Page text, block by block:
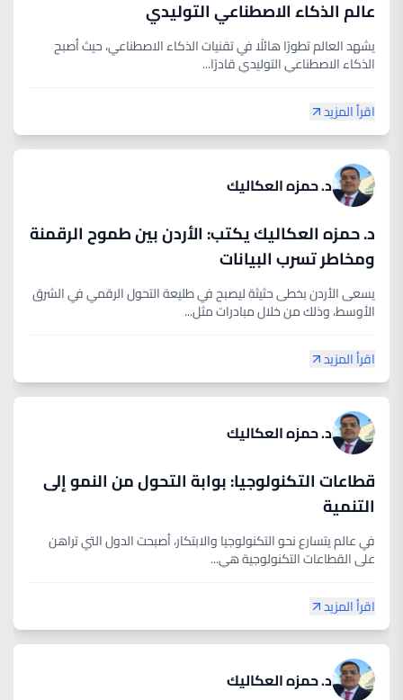
عالم الذكاء الاصطناعي التوليدي
يشهد العالم تطورًا هائلًا في تقنيات الذكاء الاصطناعي، حيث أصبح
الذكاء الاصطناعي التوليدي قادرًا...
اقرأ المزيد
د. حمزه العكاليك
د. حمزه العكاليك يكتب: الأردن بين طموح الرقمنة
ومخاطر تسرب البيانات
يسعى الأردن بخطى حثيثة ليصبح في طليعة التحول الرقمي في الشرق
الأوسط، وذلك من خلال مبادرات مثل...
اقرأ المزيد
د. حمزه العكاليك
قطاعات التكنولوجيا: بوابة التحول من النمو إلى
التنمية
في عالم يتسارع نحو التكنولوجيا والابتكار، أصبحت الدول التي تراهن
على القطاعات التكنولوجية هي...
اقرأ المزيد
د. حمزه العكاليك